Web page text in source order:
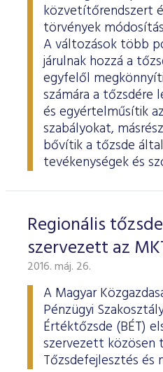
ESG Útmutató
közvetítőrendszert
törvények
A változások több
járulnak hozzá a
egyfelől
számára a tőzsdére
és egyértelműsítik
szabályokat,
bővítik a tőzsde
tevékenységek és
Regionális
szervezett az
2016. máj. 26.
A Magyar
Pénzügyi
Értéktőzsde (BÉT)
szervezett közösen
Tőzsdefejlesztés és